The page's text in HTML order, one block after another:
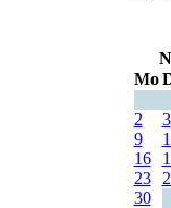
Mo
2
3
9
16
23
30